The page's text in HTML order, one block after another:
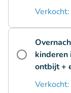
kinderen
ontbijt +